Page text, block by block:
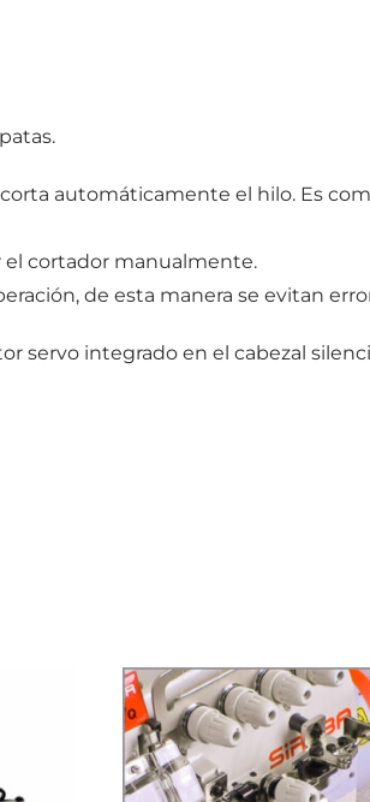
automáticamente el hilo. Es
el cortador manualmente.
de esta manera se evitan
servo integrado en el cabezal